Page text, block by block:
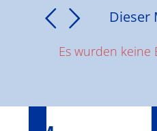
Hinweis
Es wurden keine
Suche
und
eingeben.
nach
Dieser
Kalender